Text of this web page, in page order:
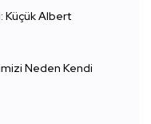
Küçük Albert
Neden Kendi